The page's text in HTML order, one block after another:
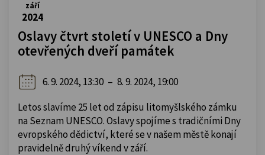
září
2024
Oslavy čtvrt století v UNESCO a Dny
otevřených dveří památek
6. 9. 2024, 13:30 – 8. 9. 2024, 19:00
Letos slavíme 25 let od zápisu litomyšlského zámku
na Seznam UNESCO. Oslavy spojíme s tradičními Dny
evropského dědictví, které se v našem městě konají
pravidelně druhý víkend v září.